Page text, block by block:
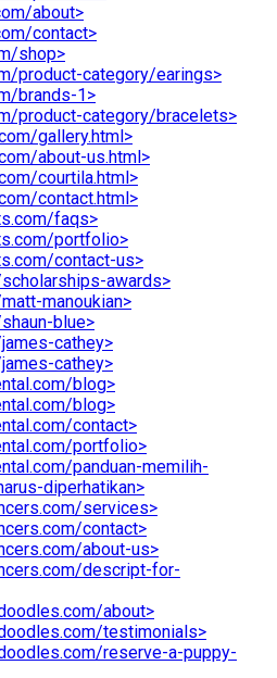
about>
contact>
shop>
product-category/earings>
brands-1>
product-category/bracelets>
gallery.html>
about-us.html>
courtila.html>
contact.html>
faqs>
portfolio>
contact-us>
awards>
manoukian>
blue>
cathey>
cathey>
blog>
blog>
contact>
portfolio>
panduan-memilih-
diperhatikan>
services>
contact>
about-us>
descript-for-
about>
testimonials>
reserve-a-puppy-